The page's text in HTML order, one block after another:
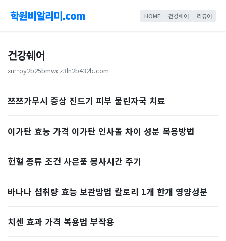
학원비알리미.com HOME 건강쉐어 리뷰어
건강쉐어
xn--oy2b25bmwcz3ln2b432b.com
쯔쯔가무시 증상 진드기 피부 물린자국 치료
이가탄 효능 가격 이가탄 인사돌 차이 성분 복용방법
헌혈 종류 조건 사은품 봉사시간 주기
바나나 섭취량 효능 보관방법 칼로리 1개 한개 영양성분
치센 효과 가격 복용법 부작용